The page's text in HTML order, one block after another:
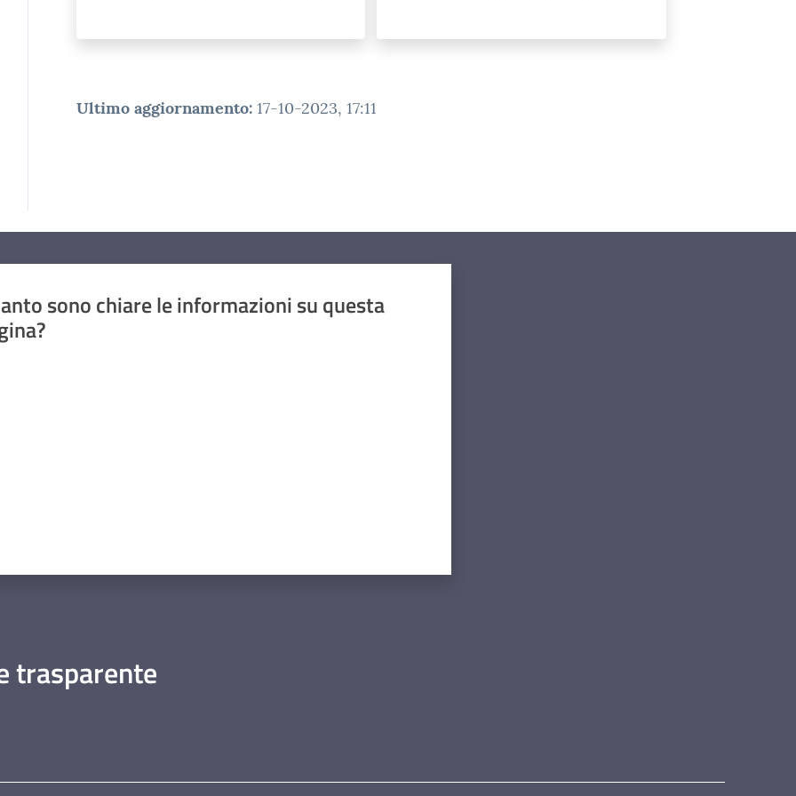
Ultimo aggiornamento: 17-10-2023, 17:11
sono chiare le informazioni su questa
trasparente